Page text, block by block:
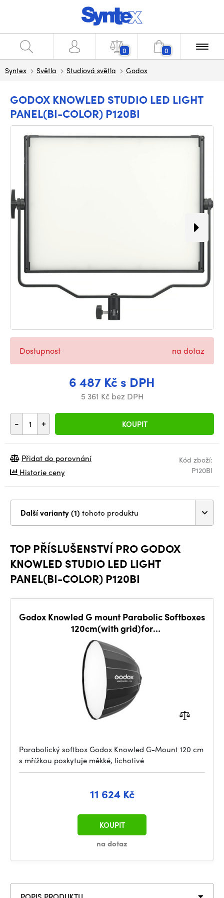
0 0
Syntex Světla Studiová světla Godox
GODOX KNOWLED STUDIO LED LIGHT
PANEL(BI-COLOR) P120BI
6 487 Kč s DPH
5 361 Kč bez DPH
- + KOUPIT
Dostupnost na dotaz
Kód zboží:
P120BI
Přidat do porovnání
Historie ceny
Další varianty (1) tohoto produktu
TOP PŘÍSLUŠENSTVÍ PRO GODOX
KNOWLED STUDIO LED LIGHT
PANEL(BI-COLOR) P120BI
Godox Knowled G mount Parabolic Softboxes
120cm(with grid)for
MG1200BI/MG2400BI/MG1200R
/MG2400R MG6K GP4
Parabolický softbox Godox Knowled G-Mount 120 cm
s mřížkou poskytuje měkké, lichotivé
11 624 Kč
na dotaz
KOUPIT